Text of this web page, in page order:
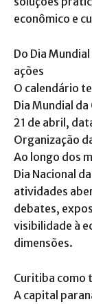
econômico e
Do Dia
ações
O calendário
Dia Mundial
21 de abril,
Organização
Ao longo dos
Dia Nacional
atividades
debates,
visibilidade à
dimensões.
Curitiba como
A capital